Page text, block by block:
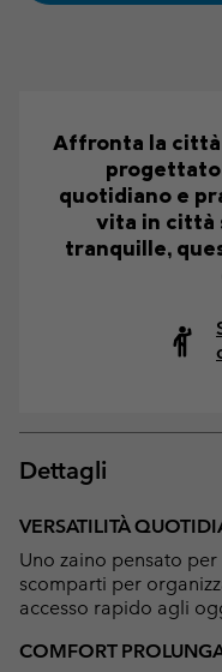
Affronta la città
quotidiano e
vita in città
tranquille,
Dettagli
VERSATILITÀ
Uno zaino pensato
scomparti per
accesso rapido agli
COMFORT